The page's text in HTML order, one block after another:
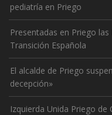
pediatría en Priego
Presentadas en Priego
Transición Española
El alcalde de Priego
decepción»
Izquierda Unida Priego